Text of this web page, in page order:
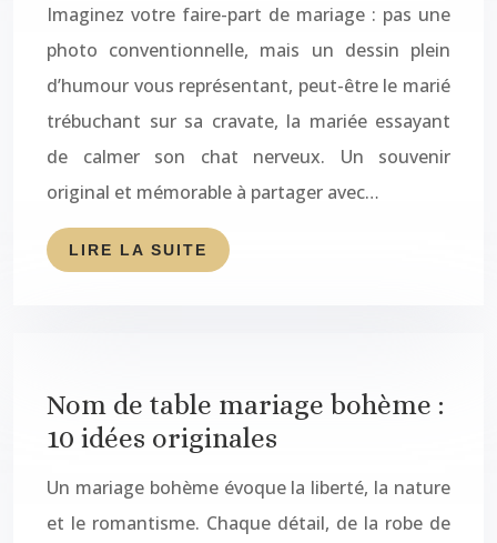
Imaginez votre faire-part de mariage : pas une
photo conventionnelle, mais un dessin plein
d’humour vous représentant, peut-être le marié
trébuchant sur sa cravate, la mariée essayant
de calmer son chat nerveux. Un souvenir
original et mémorable à partager avec…
LIRE LA SUITE
Nom de table mariage bohème :
10 idées originales
Un mariage bohème évoque la liberté, la nature
et le romantisme. Chaque détail, de la robe de